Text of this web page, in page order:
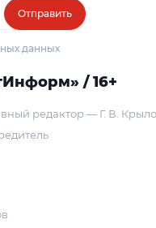
Отправить
данных
/ 16+
редактор — Г. В.